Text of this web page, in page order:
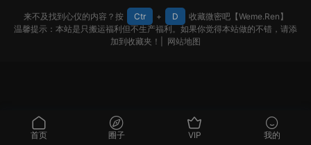
来不及找到心仪的内容？按 Ctr + D
收藏微密吧【Weme.Ren】
温馨提示：本站是只搬运福利但不生产福利。如果你觉得本站做的不错，请添
加到收藏夹！| 网站地图
首页 圈子 VIP 我的